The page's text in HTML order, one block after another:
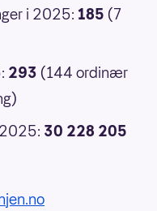
i 2025: 185 (7
293 (144 ordinær
30 228 205